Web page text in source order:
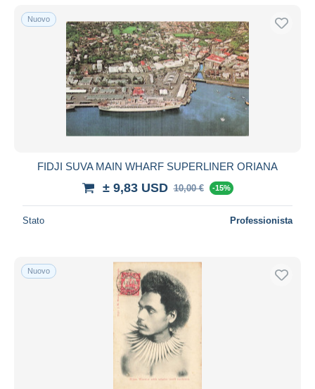
Nuovo
FIDJI SUVA MAIN WHARF SUPERLINER ORIANA
± 9,83 USD 10,00 € -15%
Stato Professionista
Nuovo